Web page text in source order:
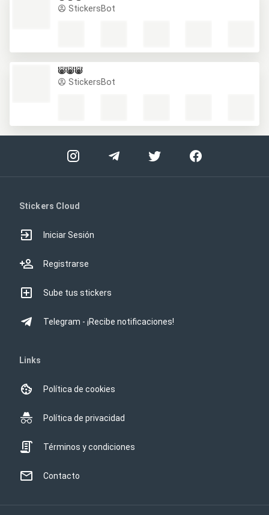
StickersBot
🐷🐷🐷
StickersBot
Stickers Cloud
Iniciar Sesión
Registrarse
Sube tus stickers
Telegram - ¡Recibe notificaciones!
Links
Política de cookies
Política de privacidad
Términos y condiciones
Contacto